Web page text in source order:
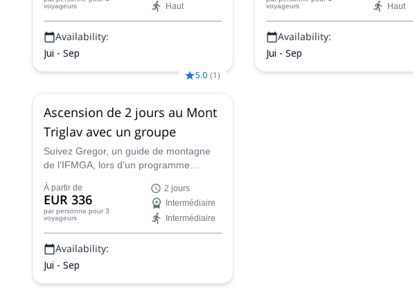
pour vous et découvrez cet emblème
local.
voyageurs
Haut
Availability:
Jui - Sep
voyageurs
Haut
Availability:
Jui - Sep
5.0 (1)
Ascension de 2 jours au Mont
Triglav avec un groupe
Suivez Gregor, un guide de montagne
de l'IFMGA, lors d'un programme
sommet le plus élevé et le plus
emblématique de Slovénie : le mont
Triglav.
À partir de
EUR 336
par personne pour 3
voyageurs
2 jours
Intermédiaire
Intermédiaire
Availability:
Jui - Sep